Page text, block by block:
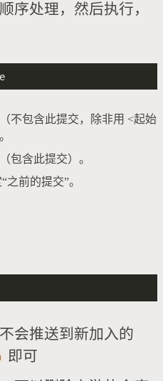
处理，然后执行，
git cherry-pick --continue
不包含此提交，除非用 <起始
包含此提交）。
之前的提交”。
推送到新加入的
​ 即可